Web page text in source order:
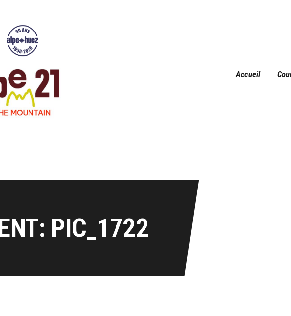
Accueil
PIC_1722